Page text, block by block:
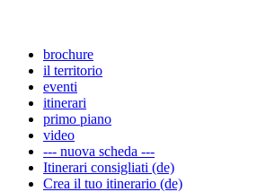
brochure
il territorio
eventi
itinerari
primo piano
video
--- nuova scheda ---
Itinerari consigliati (de)
Crea il tuo itinerario (de)